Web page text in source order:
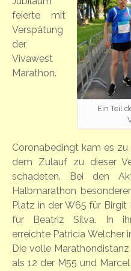
Ein Teil
feierte mit
Verspätung
der
Vivawest
Marathon.
Coronabedingt kam es zu
dem Zulauf zu dieser
schadeten. Bei den
Halbmarathon
Platz in der W65 für Birgit
für Beatriz Silva. In
erreichte Patricia Welcher
Die volle
als 12 der M55 und